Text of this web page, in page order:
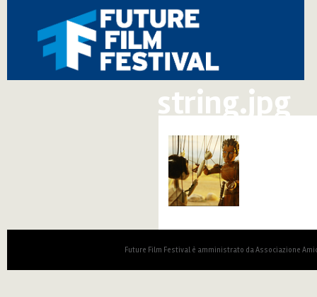
string.jpg
Future Film Festival è amministrato da Associazione